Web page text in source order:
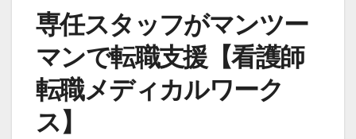
専任スタッフがマンツー
マンで転職支援【看護師
転職メディカルワーク
ス】